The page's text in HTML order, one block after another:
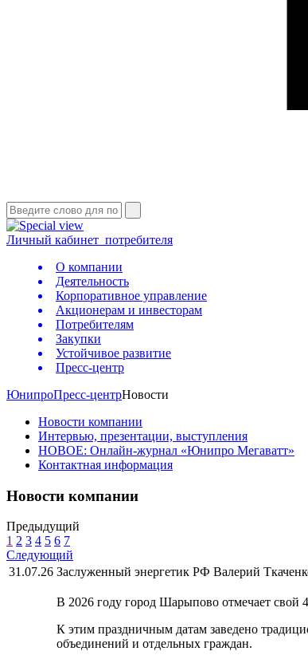
Личный кабинет потребителя
О компании
Деятельность
Корпоративное управление
Акционерам и инвесторам
Потребителям
Закупки
Устойчивое развитие
Пресс-центр
ЮнипроПресс-центрНовости
Новости компании
Интервью, презентации, выступления
НОВОЕ: Онлайн-журнал «Юнипро Мегаватт»
Контактная информация
Новости компании
Предыдущий
1 2 3 4 5 6 7
Следующий
31.07.26 Заслуженный энергетик РФ Валерий
В 2026 году город Шарыпово отмечает
К этим праздничным датам заведено
объединений и отдельных граждан.